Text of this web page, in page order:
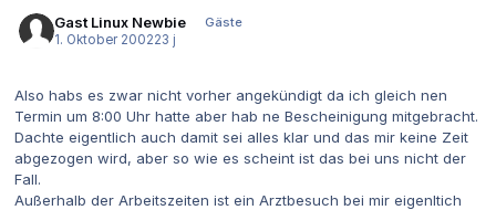
Gast Linux Newbie
Gäste
1. Oktober 200223 j
Also habs es zwar nicht vorher angekündigt da ich gleich nen
Termin um 8:00 Uhr hatte aber hab ne Bescheinigung mitgebracht.
Dachte eigentlich auch damit sei alles klar und das mir keine Zeit
abgezogen wird, aber so wie es scheint ist das bei uns nicht der
Fall.
Außerhalb der Arbeitszeiten ist ein Arztbesuch bei mir eigenltich